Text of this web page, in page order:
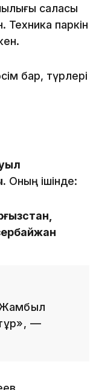
саласы
паркін
бар, түрлері
Оның ішінде:
—